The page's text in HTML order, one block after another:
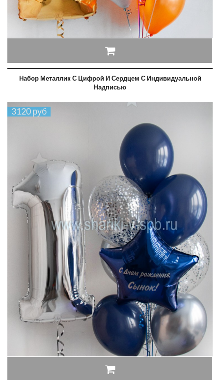
Набор Металлик С Цифрой И Сердцем С Индивидуальной
Надписью
3120 руб